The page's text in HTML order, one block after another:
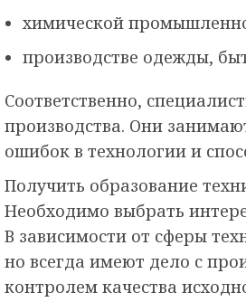
химической
производстве одежды,
Соответственно,
производства. Они
ошибок в технологии и
Получить образование
Необходимо выбрать
В зависимости от сферы
но всегда имеют дело с
контролем качества